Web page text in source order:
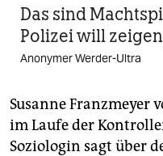
Das sind
Polizei will
Anonymer Werder-Ultra
Susanne Franzmeyer
im Laufe der
Soziologin sagt über